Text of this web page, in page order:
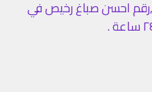
,رقم احسن صباغ رخيص في